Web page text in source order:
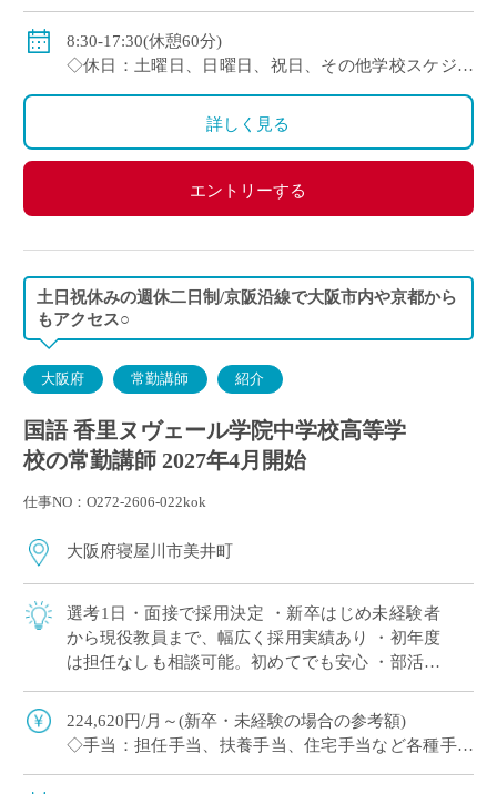
・450万円／経験3年：30歳（⽉給24万1300円＋賞与＋
他⼿当）
・500万円／経験6年：33歳（⽉給24万7900円＋賞与＋
◇賞与：有
◇保険：私学共済、雇用保険、労災保険
8:30-17:30(休憩60分)
◇休日：土曜日、日曜日、祝日、その他学校スケジュ
・年間休日120日のシフト制
詳しく見る
エントリーする
土日祝休みの週休二日制/京阪沿線で大阪市内や京都から
もアクセス○
大阪府 常勤講師 紹介
国語 香里ヌヴェール学院中学校高等学
校の常勤講師 2027年4月開始
仕事NO：O272-2606-022kok
大阪府寝屋川市美井町
選考1日・面接で採用決定 ・新卒はじめ未経験者
から現役教員まで、幅広く採用実績あり ・初年度
は担任なしも相談可能。初めてでも安心 ・部活は
動部系)など負担軽減 ・将来的に専任 […]
224,620円/月～(新卒・未経験の場合の参考額)
◇手当：担任手当、扶養手当、住宅手当など各種手当